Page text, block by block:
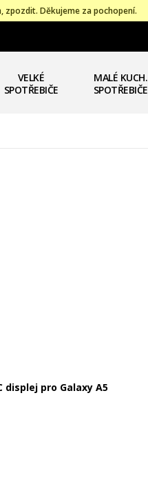
zpozdit. Děkujeme za pochopení.
VELKÉ
SPOTŘEBIČE
MALÉ KUCH.
SPOTŘEBIČE
displej pro Galaxy A5